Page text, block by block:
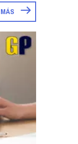
MÁS